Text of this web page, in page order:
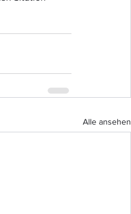
Alle ansehen